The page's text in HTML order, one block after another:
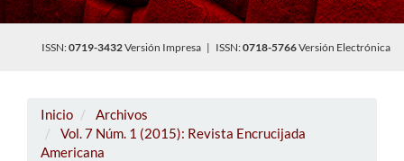
ISSN:0719-3432Versión Impresa | ISSN:0718-5766Versión Electrónica
Inicio
Archivos
Vol. 7 Núm. 1 (2015): Revista Encrucijada
Americana